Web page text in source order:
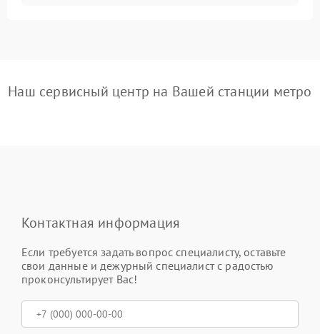
Наш сервисный центр на Вашей станции метро
Контактная информация
Если требуется задать вопрос специалисту, оставьте
свои данные и дежурный специалист с радостью
проконсультирует Вас!